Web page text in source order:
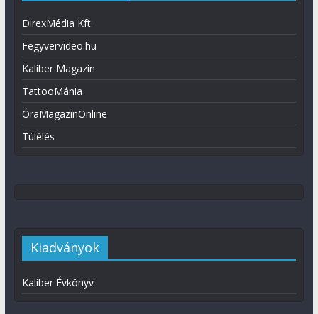
DirexMédia Kft.
Fegyvervideo.hu
Kaliber Magazin
TattooMánia
ÓraMagazinOnline
Túlélés
Kiadványok
Kaliber Évkönyv